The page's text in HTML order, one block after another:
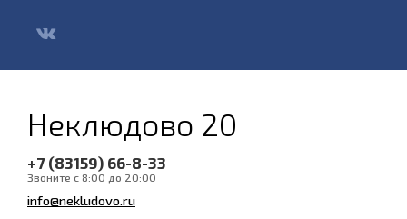
Неклюдово 20
+7 (83159) 66-8-33
Звоните с 8:00 до 20:00
info@nekludovo.ru